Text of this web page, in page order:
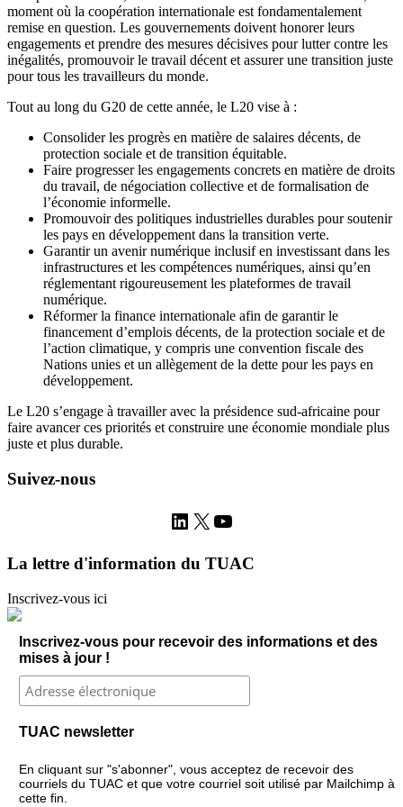
moment où la coopération internationale est fondamentalement
remise en question. Les gouvernements doivent honorer leurs
engagements et prendre des mesures décisives pour lutter contre les
inégalités, promouvoir le travail décent et assurer une transition juste
pour tous les travailleurs du monde.
Tout au long du G20 de cette année, le L20 vise à :
Consolider les progrès en matière de salaires décents, de
protection sociale et de transition équitable.
Faire progresser les engagements concrets en matière de droits
du travail, de négociation collective et de formalisation de
l’économie informelle.
Promouvoir des politiques industrielles durables pour soutenir
les pays en développement dans la transition verte.
Garantir un avenir numérique inclusif en investissant dans les
infrastructures et les compétences numériques, ainsi qu’en
réglementant rigoureusement les plateformes de travail
numérique.
Réformer la finance internationale afin de garantir le
financement d’emplois décents, de la protection sociale et de
l’action climatique, y compris une convention fiscale des
Nations unies et un allègement de la dette pour les pays en
développement.
Le L20 s’engage à travailler avec la présidence sud-africaine pour
faire avancer ces priorités et construire une économie mondiale plus
juste et plus durable.
Suivez-nous
LinkedIn
X YouTube
La lettre d'information du TUAC
Inscrivez-vous ici
Inscrivez-vous pour recevoir des informations et des
mises à jour !
TUAC newsletter
En cliquant sur "s'abonner", vous acceptez de recevoir des
courriels du TUAC et que votre courriel soit utilisé par Mailchimp à
cette fin.